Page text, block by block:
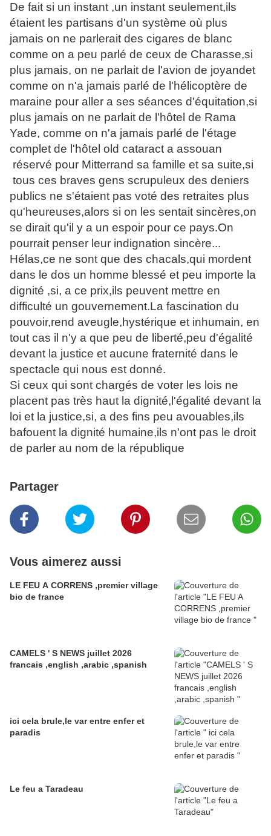
De fait si un instant ,un instant seulement,ils
étaient les partisans d'un système où plus
jamais on ne parlerait des cigares de blanc
comme on a peu parlé de ceux de Charasse,si
plus jamais, on ne parlait de l'avion de joyandet
comme on n'a jamais parlé de l'hélicoptère de
maraine pour aller a ses séances d'équitation,si
plus jamais on ne parlait de l'hôtel de Rama
Yade, comme on n'a jamais parlé de l'étage
complet de l'hôtel old cataract a assouan
réservé pour Mitterrand sa famille et sa suite,si
tous ces braves gens scrupuleux des deniers
publics ne s'étaient pas voté des retraites plus
qu'heureuses,alors si on les sentait sincères,on
se dirait qu'il y a un espoir pour ce pays.On
pourrait penser leur indignation sincère...
Hélas,ce ne sont que des chacals,qui mordent
dans le dos un homme blessé et peu importe la
dignité ,si, a ce prix,ils peuvent mettre en
difficulté un gouvernement.La fascination du
pouvoir,rend aveugle,hystérique et inhumain, en
tout cas il n'y a que peu de liberté,peu d'égalité
devant la justice et aucune fraternité dans le
spectacle qui nous est donné.
Si ceux qui sont chargés de voter les lois ne
placent pas très haut la dignité,l'égalité devant la
loi et la justice,si, a des fins peu avouables,ils
bafouent la dignité humaine,ils n'ont pas le droit
de parler au nom de la république
Partager
Vous aimerez aussi
LE FEU A CORRENS ,premier village
bio de france
CAMELS ' S NEWS juillet 2026
francais ,english ,arabic ,spanish
ici cela brule,le var entre enfer et
paradis
Le feu a Taradeau